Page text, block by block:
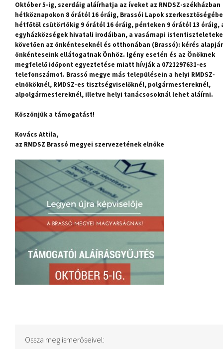
Október 5-ig, szerdáig aláírhatja az íveket az RMDSZ-székházban
hétköznapokon 8 órától 16 óráig, Brassói Lapok
hétfőtől csütörtökig 9 órától 16 óráig, pénteken 9 órától 13 óráig,
egyházközségek hivatali irodáiban, a vasárnapi
követően az önkénteseknél és otthonában (Brassó): kérés
önkénteseink ellátogatnak Önhöz. Igény esetén és az Önöknek
megfelelő időpont egyeztetése miatt hívják a 0721297631-es
telefonszámot. Brassó megye más településein a helyi RMDSZ-
elnököknél, RMDSZ-es tisztségviselőknél, polgármestereknél,
alpolgármestereknél, illetve helyi tanácsosoknál lehet aláírni.
Köszönjük a támogatást!
Kovács Attila,
az RMDSZ Brassó megyei szervezetének elnöke
Ossza meg ismerőseivel: